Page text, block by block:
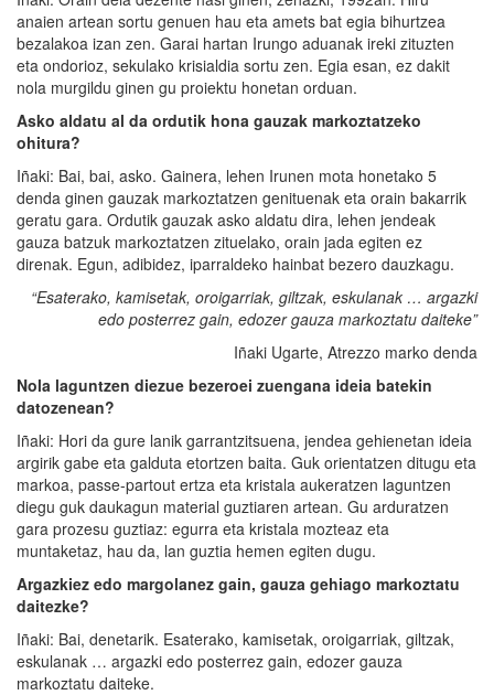
anaien artean sortu genuen hau eta amets bat egia bihurtzea
bezalakoa izan zen. Garai hartan Irungo aduanak ireki zituzten
eta ondorioz, sekulako krisialdia sortu zen. Egia esan, ez dakit
nola murgildu ginen gu proiektu honetan orduan.
Asko aldatu al da ordutik hona gauzak markoztatzeko
ohitura?
Iñaki: Bai, bai, asko. Gainera, lehen Irunen mota honetako 5
denda ginen gauzak markoztatzen genituenak eta orain bakarrik
geratu gara. Ordutik gauzak asko aldatu dira, lehen jendeak
gauza batzuk markoztatzen zituelako, orain jada egiten ez
direnak. Egun, adibidez, iparraldeko hainbat bezero dauzkagu.
“Esaterako, kamisetak, oroigarriak, giltzak, eskulanak … argazki
edo posterrez gain, edozer gauza markoztatu daiteke”
Iñaki Ugarte, Atrezzo marko denda
Nola laguntzen diezue bezeroei zuengana ideia batekin
datozenean?
Iñaki: Hori da gure lanik garrantzitsuena, jendea gehienetan ideia
argirik gabe eta galduta etortzen baita. Guk orientatzen ditugu eta
markoa, passe-partout ertza eta kristala aukeratzen laguntzen
diegu guk daukagun material guztiaren artean. Gu arduratzen
gara prozesu guztiaz: egurra eta kristala mozteaz eta
muntaketaz, hau da, lan guztia hemen egiten dugu.
Argazkiez edo margolanez gain, gauza gehiago markoztatu
daitezke?
Iñaki: Bai, denetarik. Esaterako, kamisetak, oroigarriak, giltzak,
eskulanak … argazki edo posterrez gain, edozer gauza
markoztatu daiteke.